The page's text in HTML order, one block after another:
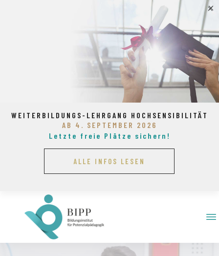
WEITERBILDUNGS-LEHRGANG HOCHSENSIBILITÄT
AB 4. SEPTEMBER 2026
Letzte freie Plätze sichern!
ALLE INFOS LESEN